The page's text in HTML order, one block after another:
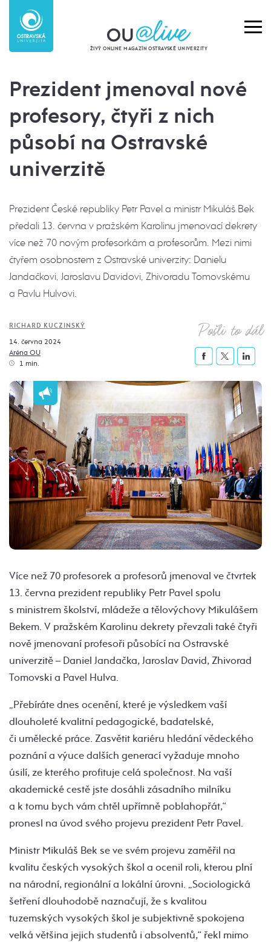
ŽIVÝ ONLINE MAGAZÍN OSTRAVSKÉ UNIVERZITY
Prezident jmenoval nové
profesory, čtyři z nich
působí na Ostravské
univerzitě
Prezident České republiky Petr Pavel a ministr Mikuláš Bek
předali 13. června v pražském Karolinu jmenovací dekrety
více než 70 novým profesorkám a profesorům. Mezi nimi
čtyřem osobnostem z Ostravské univerzity: Danielu
Jandačkovi, Jaroslavu Davidovi, Zhivoradu Tomovskému
a Pavlu Hulvovi.
RICHARD KUCZINSKÝ
14. června 2024
Aréna OU
1 min.
Pošli to dál
Více než 70 profesorek a profesorů jmenoval ve čtvrtek
13. června prezident republiky Petr Pavel spolu
s ministrem školství, mládeže a tělovýchovy Mikulášem
Bekem. V pražském Karolinu dekrety převzali také čtyři
nově jmenovaní profesoři působící na Ostravské
univerzitě – Daniel Jandačka, Jaroslav David, Zhivorad
Tomovski a Pavel Hulva.
„Přebíráte dnes ocenění, které je výsledkem vaší
dlouholeté kvalitní pedagogické, badatelské,
či umělecké práce. Zasvětit kariéru hledání vědeckého
poznání a výuce dalších generací vyžaduje mnoho
úsilí, ze kterého profituje celá společnost. Na vaší
akademické cestě jste dosáhli zásadního milníku
a k tomu bych vám chtěl upřímně poblahopřát,“
pronesl na úvod svého projevu prezident Petr Pavel.
Ministr Mikuláš Bek se ve svém projevu zaměřil na
kvalitu českých vysokých škol a ocenil roli, kterou plní
na národní, regionální a lokální úrovni. „Sociologická
šetření dlouhodobě naznačují, že s kvalitou
tuzemských vysokých škol je subjektivně spokojena
velká většina jejich studentů i absolventů,“ řekl mimo